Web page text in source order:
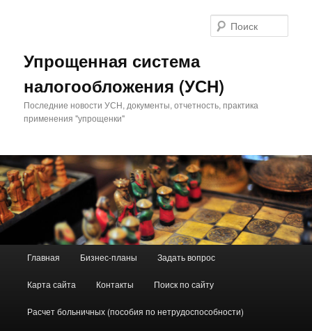
Упрощенная система
налогообложения (УСН)
Последние новости УСН, документы, отчетность, практика
применения "упрощенки"
Перейти к основному содержимому
Перейти к дополнительному содержимому
Главная Бизнес-планы Задать вопрос
Карта сайта Контакты Поиск по сайту
Расчет больничных (пособия по нетрудоспособности)